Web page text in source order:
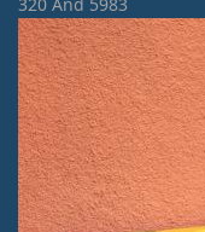
320 And 5983